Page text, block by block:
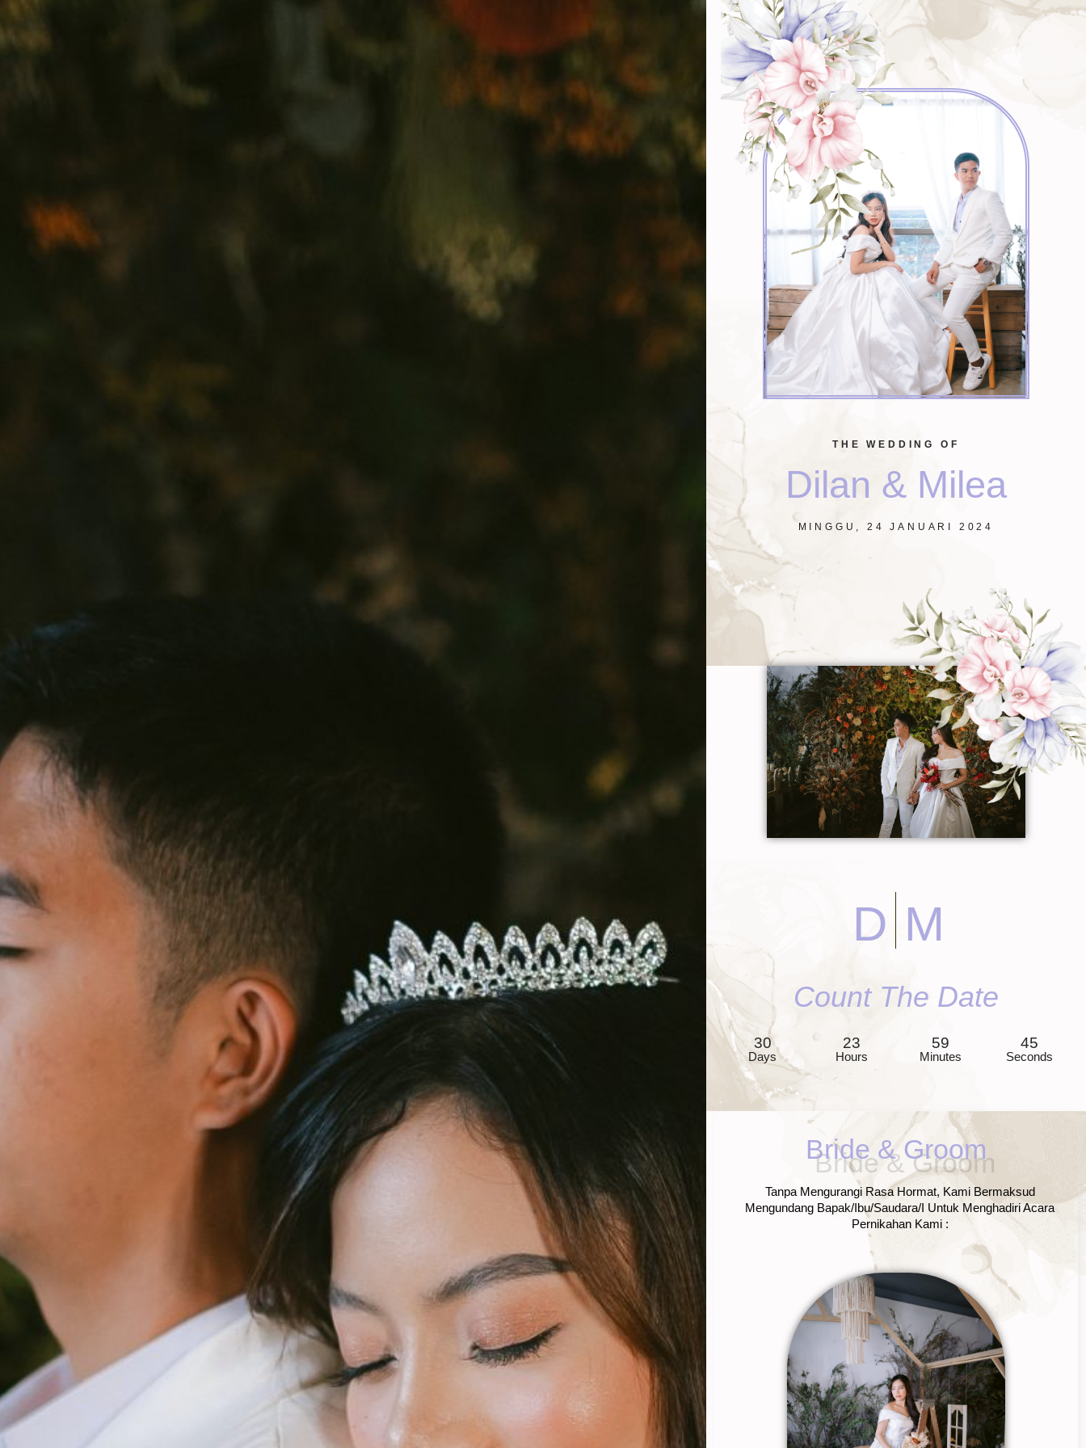
THE WEDDING OF
Dilan & Milea
MINGGU, 24 JANUARI 2024
D M
Count The Date
30
Days
23
Hours
59
Minutes
42
Seconds
Bride & Groom
Tanpa Mengurangi Rasa Hormat, Kami Bermaksud
Mengundang Bapak/Ibu/Saudara/I Untuk Menghadiri Acara
Pernikahan Kami :